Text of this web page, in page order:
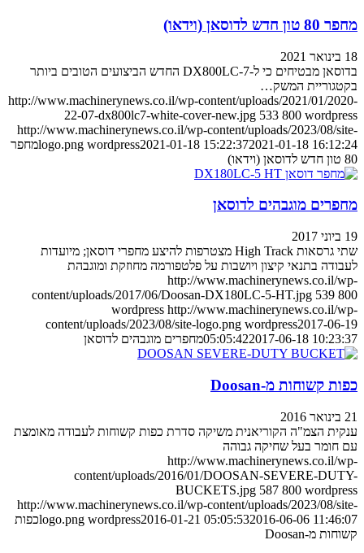
מחפר 80 טון חדש לדוסאן (וידאו)
18 בינואר 2021
בדוסאן מבטיחים כי ל-DX800LC-7 החדש הביצועים הטובים ביותר
בקטגוריית המשק…
http://www.machinerynews.co.il/wp-content/uploads/2021/01/2020-
22-07-dx800lc7-white-cover-new.jpg 533 800 wordpress
http://www.machinerynews.co.il/wp-content/uploads/2023/08/site-
logo.png wordpress2021-01-18 15:22:372021-01-18 16:12:24
מחפר
80 טון חדש לדוסאן (וידאו)
מחפרים מוגבהים לדוסאן
19 ביוני 2017
שתי גרסאות High Track מצטרפות להיצע מחפרי דוסאן; מיועדות
לעבודה בתנאי קיצון ויושבות על פלטפורמה מחוזקת ומוגבהת
http://www.machinerynews.co.il/wp-
content/uploads/2017/06/Doosan-DX180LC-5-HT.jpg 539 800
wordpress http://www.machinerynews.co.il/wp-
content/uploads/2023/08/site-logo.png wordpress2017-06-19
05:05:422017-06-18 10:23:37 מחפרים מוגבהים לדוסאן
כפות קשוחות מ-Doosan
21 בינואר 2016
ענקית הצמ"ה הקוריאנית משיקה סדרת כפות קשוחות לעבודה מאומצת
עם חומר בעל שחיקה גבוהה
http://www.machinerynews.co.il/wp-
content/uploads/2016/01/DOOSAN-SEVERE-DUTY-
BUCKETS.jpg 587 800 wordpress
http://www.machinerynews.co.il/wp-content/uploads/2023/08/site-
logo.png wordpress2016-01-21 05:05:532016-06-06 11:46:07
כפות
קשוחות מ-Doosan